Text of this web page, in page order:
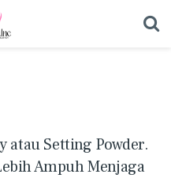
atau Setting Powder.
Ampuh Menjaga